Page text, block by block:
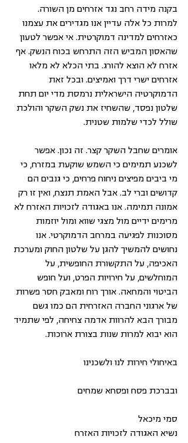
בקנה מידה רחב נגד אזרחים מן השורה.
למרות כל אלה עדיין אנו מגדירים את עצמנו
כאזרחים למדינה דמוקרטית. אי אפשר לטעון
שהאסון המביש הזה התרחש בכוח הנשק. אף
אזרח לא הוצא להורג. בתי הכלא לא מלאו
אזרחים ישרי דרך ואמיצים. ובכל זאת
הדמוקרטיה הישראלית נרמסת מדי יום תחת
שלטון נפסד, שהשחיז את נשק השקר והולכת
שולל לכדי שלמות שטנית.
אומרים שחבל השקר קצר. זה נכון. אפשר
לשכנע תמימים כי השמש שוקעת במזרח, כי
מי ביבים מפיצים ניחוח פרחים, כי גנבים הם
קדושים וברי לב. אבל האמת תנצח, ואין זו רק
אמונה תמימה. אנו באגודה לזכויות האזרח לא
מרימים ידיים מול מצגי שווא ומול יוזמות
מסוכנות לפגיעה במרחב הדמוקרטי. אנו
נחושים להמשיך להגן על שלטון החוק ומערכת
האכיפה, על התקשורת החופשית, על
המוחלשים, על חירויות הפרט, ועל חופש
הביטוי והמחאה. אורך רוח ומאבק חסר פשרות
של ארגוני החברה האזרחית הם כמו גשם
מבורך הבא להרוות אדמה צחיחה, לפי שתמיד
הוא יבוא למרות שנות בצורת ארוכות.
באיחולי חירות לנו ולשכנינו
ובברכת פסח ופסחא שמחים
סמי מיכאל
נשיא האגודה לזכויות האזרח